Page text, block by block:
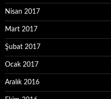
Nisan 2017
Mart 2017
Şubat 2017
Ocak 2017
Aralık 2016